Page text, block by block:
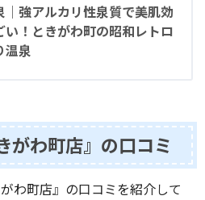
｜強アルカリ性泉質で美肌効
い！ときがわ町の昭和レトロ
温泉
がわ町店』の口コミ
わ町店』の口コミを紹介して